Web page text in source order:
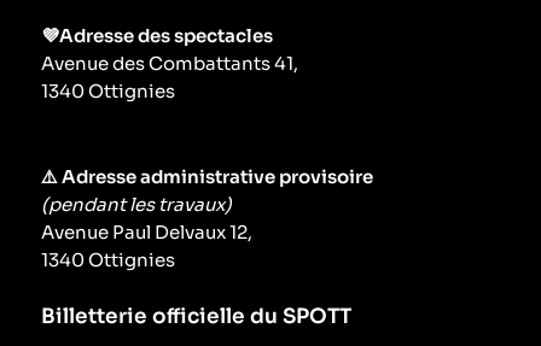
💜Adresse des spectacles
Avenue des Combattants 41,
1340 Ottignies
⚠️ Adresse administrative provisoire
(pendant les travaux)
Avenue Paul Delvaux 12,
1340 Ottignies
Billetterie officielle du SPOTT